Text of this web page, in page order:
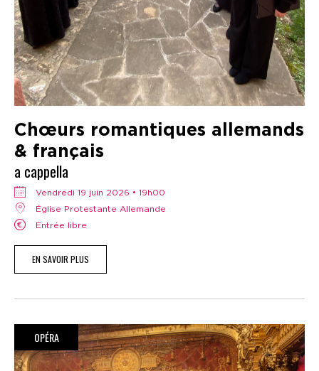
Chœurs romantiques allemands
& français
a cappella
vendredi 19 juin 2026 • 19h00
Église Protestante Allemande
Entrée libre
EN SAVOIR PLUS
OPÉRA